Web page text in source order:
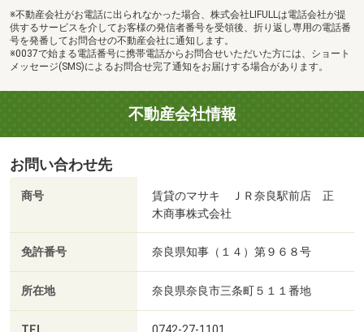
※不動産会社がお電話に出られなかった場合、株式会社LIFULLは電話会社が提
供するサービスを介してお客様の発信者番号を受領後、折り返し専用の電話番
号を発番してお問合せの不動産会社に通知します。
※0037で始まる電話番号に携帯電話からお問合せいただいた方には、ショート
メッセージ(SMS)によるお問合せ完了通知をお届けする場合があります。
不動産会社情報
お問い合わせ先
商号
賃貸のマサキ ＪＲ奈良駅前店 正
木商事株式会社
免許番号 奈良県知事（１４）第９６８号
所在地 奈良県奈良市三条町５１１番地